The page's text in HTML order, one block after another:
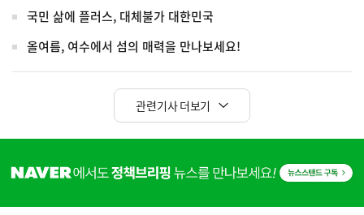
국민 삶에 플러스, 대체불가 대한민국
올여름, 여수에서 섬의 매력을 만나보세요!
관련기사 더보기
단
배